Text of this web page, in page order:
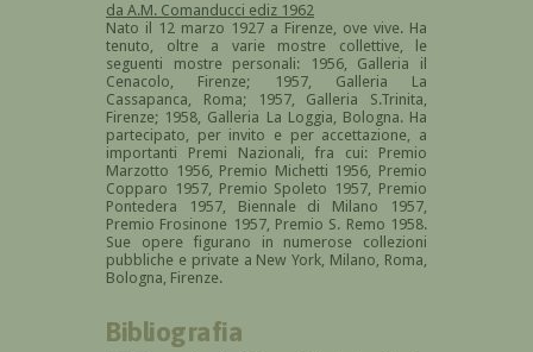
da A.M. Comanducci ediz 1962
Nato il 12 marzo 1927 a Firenze, ove vive. Ha
tenuto, oltre a varie mostre collettive, le
seguenti mostre personali: 1956, Galleria il
Cenacolo, Firenze; 1957, Galleria La
Cassapanca, Roma; 1957, Galleria S.Trinita,
Firenze; 1958, Galleria La Loggia, Bologna. Ha
partecipato, per invito e per accettazione, a
importanti Premi Nazionali, fra cui: Premio
Marzotto 1956, Premio Michetti 1956, Premio
Copparo 1957, Premio Spoleto 1957, Premio
Pontedera 1957, Biennale di Milano 1957,
Premio Frosinone 1957, Premio S. Remo 1958.
Sue opere figurano in numerose collezioni
pubbliche e private a New York, Milano, Roma,
Bologna, Firenze.
Bibliografia